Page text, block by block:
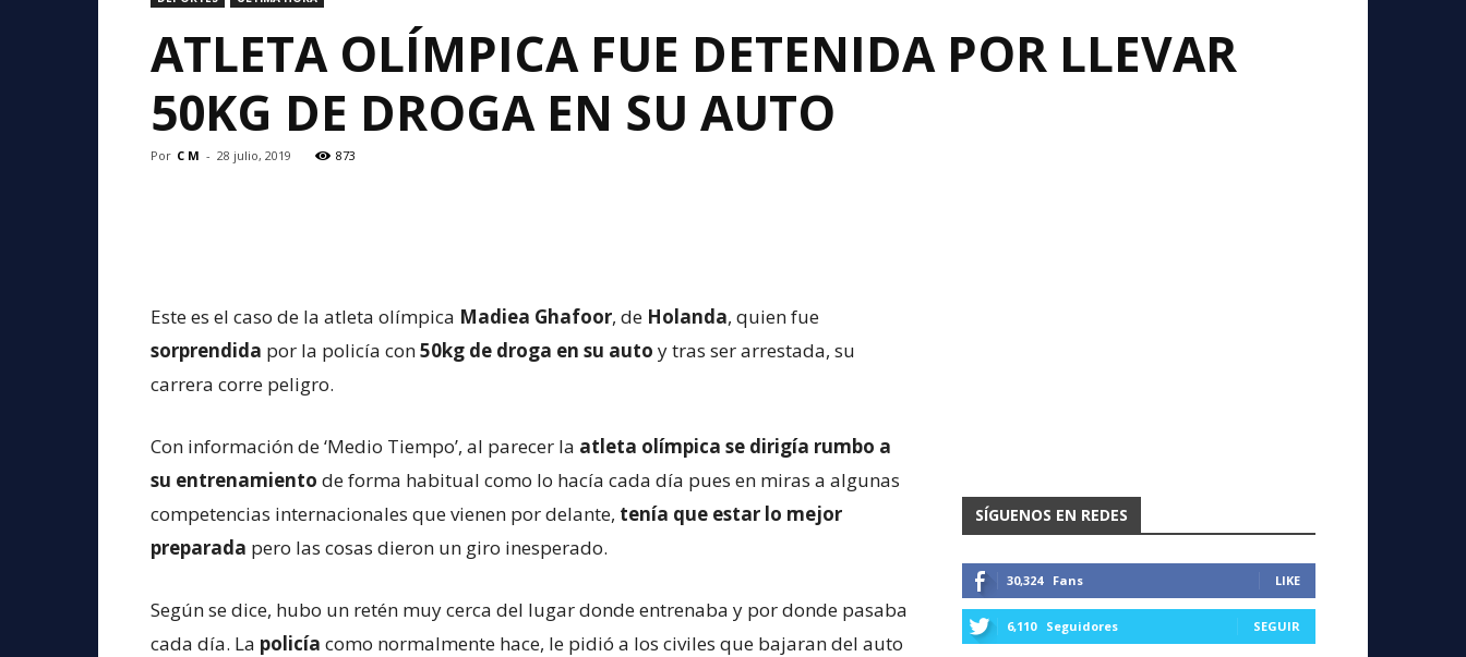
ATLETA OLÍMPICA FUE DETENIDA POR LLEVAR
50KG DE DROGA EN SU AUTO
Por C M - 28 julio, 2019 873
Este es el caso de la atleta olímpica Madiea Ghafoor, de Holanda, quien fue
sorprendida por la policía con50kg de droga en su auto y tras ser arrestada, su
carrera corre peligro.
Con información de ‘Medio Tiempo’, al parecer la atleta olímpica se dirigía rumbo a
su entrenamiento de forma habitual como lo hacía cada día pues en miras a algunas
competencias internacionales que vienen por delante, tenía que estar lo mejor
preparada pero las cosas dieron un giro inesperado.
Según se dice, hubo un retén muy cerca del lugar donde entrenaba y por donde pasaba
cada día. La policía como normalmente hace, le pidió a los civiles que bajaran del auto
SÍGUENOS EN REDES
30,324 Fans LIKE
6,110 Seguidores SEGUIR